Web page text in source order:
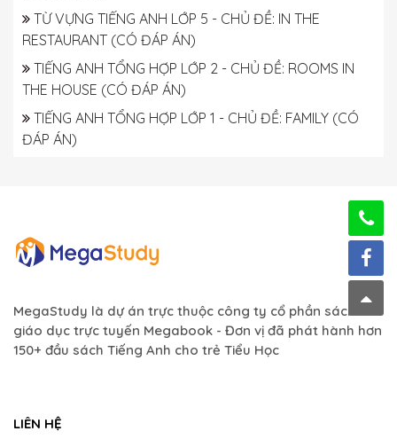
TỪ VỰNG TIẾNG ANH LỚP 5 - CHỦ ĐỀ: IN THE
RESTAURANT (CÓ ĐÁP ÁN)
TIẾNG ANH TỔNG HỢP LỚP 2 - CHỦ ĐỀ: ROOMS IN
THE HOUSE (CÓ ĐÁP ÁN)
TIẾNG ANH TỔNG HỢP LỚP 1 - CHỦ ĐỀ: FAMILY (CÓ
ĐÁP ÁN)
MegaStudy là dự án trực thuộc công ty cổ phần sách và
giáo dục trực tuyến Megabook - Đơn vị đã phát hành hơn
150+ đầu sách Tiếng Anh cho trẻ Tiểu Học
LIÊN HỆ